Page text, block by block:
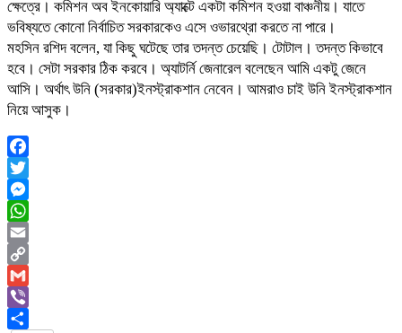
ক্ষেত্রে। কমিশন অব ইনকোয়ারি অ্যাক্টে একটা কমিশন হওয়া বাঞ্চনীয়। যাতে
ভবিষ্যতে কোনো নির্বাচিত সরকারকেও এসে ওভারথ্রো করতে না পারে।
মহসিন রশিদ বলেন, যা কিছু ঘটেছে তার তদন্ত চেয়েছি। টোটাল। তদন্ত কিভাবে
হবে। সেটা সরকার ঠিক করবে। অ্যাটর্নি জেনারেল বলেছেন আমি একটু জেনে
আসি। অর্থাৎ উনি (সরকার)ইনস্ট্রাকশান নেবেন। আমরাও চাই উনি ইনস্ট্রাকশান
নিয়ে আসুক।
Facebook
Twitter
Messenger
WhatsApp
Email
Copy
Link
Gmail
Viber